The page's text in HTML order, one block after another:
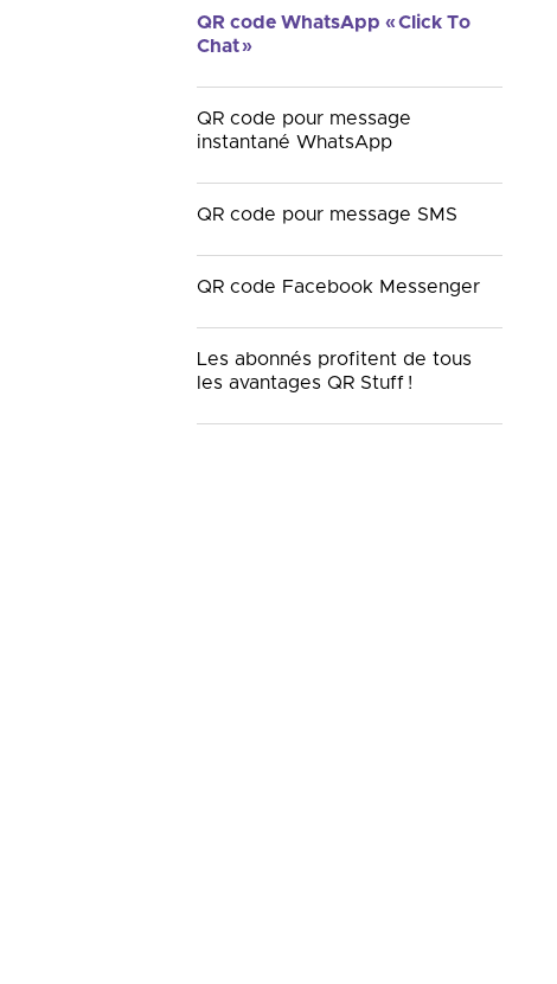
QR code WhatsApp « Click To
Chat »
QR code pour message
instantané WhatsApp
QR code pour message SMS
QR code Facebook Messenger
Les abonnés profitent de tous
les avantages QR Stuff !